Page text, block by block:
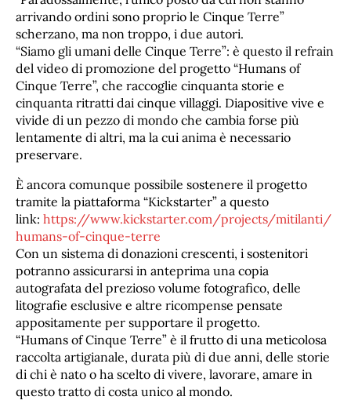
arrivando ordini sono proprio le Cinque Terre”
scherzano, ma non troppo, i due autori.
“Siamo gli umani delle Cinque Terre”: è questo il refrain
del video di promozione del progetto “Humans of
Cinque Terre”, che raccoglie cinquanta storie e
cinquanta ritratti dai cinque villaggi. Diapositive vive e
vivide di un pezzo di mondo che cambia forse più
lentamente di altri, ma la cui anima è necessario
preservare.
È ancora comunque possibile sostenere il progetto
tramite la piattaforma “Kickstarter” a questo
link: https://www.kickstarter.com/projects/mitilanti/
humans-of-cinque-terre
Con un sistema di donazioni crescenti, i sostenitori
potranno assicurarsi in anteprima una copia
autografata del prezioso volume fotografico, delle
litografie esclusive e altre ricompense pensate
appositamente per supportare il progetto.
“Humans of Cinque Terre” è il frutto di una meticolosa
raccolta artigianale, durata più di due anni, delle storie
di chi è nato o ha scelto di vivere, lavorare, amare in
questo tratto di costa unico al mondo.